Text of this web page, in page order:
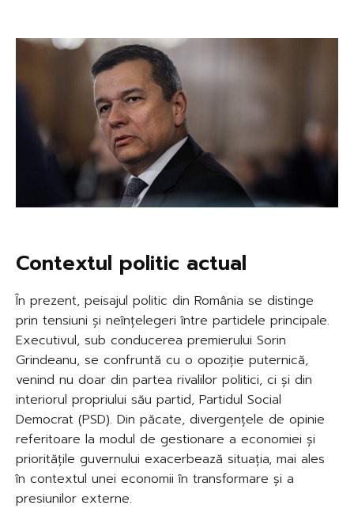
Contextul politic actual
În prezent, peisajul politic din România se distinge
prin tensiuni și neînțelegeri între partidele principale.
Executivul, sub conducerea premierului Sorin
Grindeanu, se confruntă cu o opoziție puternică,
venind nu doar din partea rivalilor politici, ci și din
interiorul propriului său partid, Partidul Social
Democrat (PSD). Din păcate, divergențele de opinie
referitoare la modul de gestionare a economiei și
prioritățile guvernului exacerbează situația, mai ales
în contextul unei economii în transformare și a
presiunilor externe.